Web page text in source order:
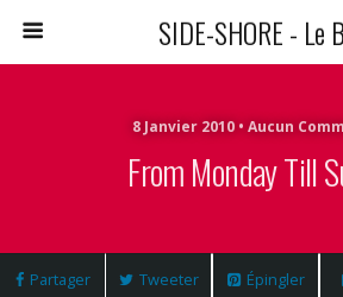
SIDE-SHORE - Le
8 Janvier 2010 • Aucun
From Monday Till
Partager Tweeter Épingler